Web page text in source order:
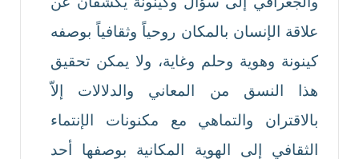
علاقة الإنسان بالمكان روحياً وثقافياً بوصفه
كينونة وهوية وحلم وغاية، ولا يمكن تحقيق
هذا النسق من المعاني والدلالات إلاّ
بالاقتران والتماهي مع مكنونات الإنتماء
الثقافي إلى الهوية المكانية بوصفها أحد